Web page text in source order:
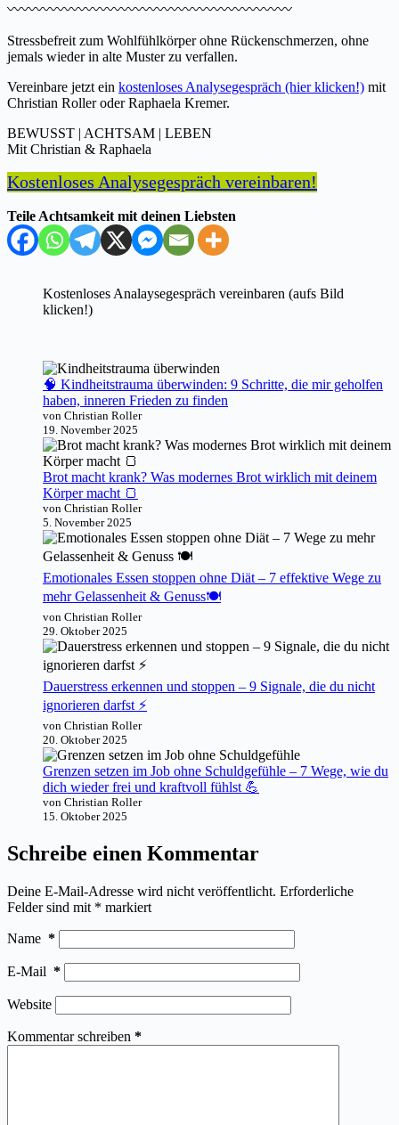
〰️〰️〰️〰️〰️〰️〰️〰️〰️〰️〰️〰️〰️〰️〰️〰️〰️〰️〰️〰️
Stressbefreit zum Wohlfühlkörper ohne Rückenschmerzen, ohne
jemals wieder in alte Muster zu verfallen.
Vereinbare jetzt ein kostenloses Analysegespräch (hier klicken!) mit
Christian Roller oder Raphaela Kremer.
BEWUSST | ACHTSAM | LEBEN
Mit Christian & Raphaela
Kostenloses Analysegespräch vereinbaren!
Teile Achtsamkeit mit deinen Liebsten
Kostenloses Analaysegespräch vereinbaren (aufs Bild
klicken!)
🧠 Kindheitstrauma überwinden: 9 Schritte, die mir geholfen
haben, inneren Frieden zu finden
von Christian Roller
19. November 2025
Brot macht krank? Was modernes Brot wirklich mit deinem
Körper macht 🍞
von Christian Roller
5. November 2025
Emotionales Essen stoppen ohne Diät – 7 effektive Wege zu
mehr Gelassenheit & Genuss🍽️
von Christian Roller
29. Oktober 2025
Dauerstress erkennen und stoppen – 9 Signale, die du nicht
ignorieren darfst ⚡️
von Christian Roller
20. Oktober 2025
Grenzen setzen im Job ohne Schuldgefühle – 7 Wege, wie du
dich wieder frei und kraftvoll fühlst 💪
von Christian Roller
15. Oktober 2025
Schreibe einen Kommentar
Deine E-Mail-Adresse wird nicht veröffentlicht. Erforderliche
Felder sind mit * markiert
Name *
E-Mail *
Website
Kommentar schreiben *